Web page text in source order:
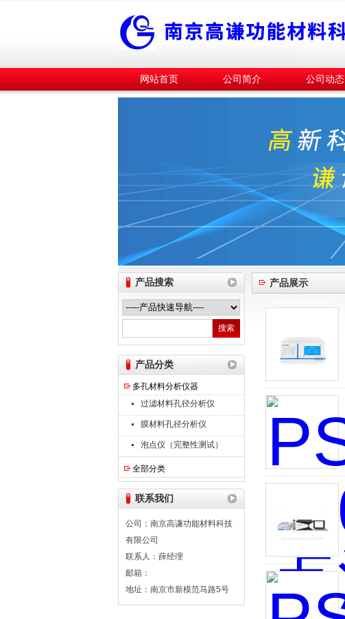
南京高谦功能材料科技有限公司
网站首页 公司简介 公司动态
产品搜索
产品分类
多孔材料分析仪器
过滤材料孔径分析仪
膜材料孔径分析仪
泡点仪（完整性测试）
全部分类
联系我们
公司：南京高谦功能材料科技
有限公司
联系人：薛经理
邮箱：
地址：南京市新模范马路5号
产品展示